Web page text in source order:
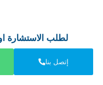
لطلب الاستشارة او
إتصل بنا